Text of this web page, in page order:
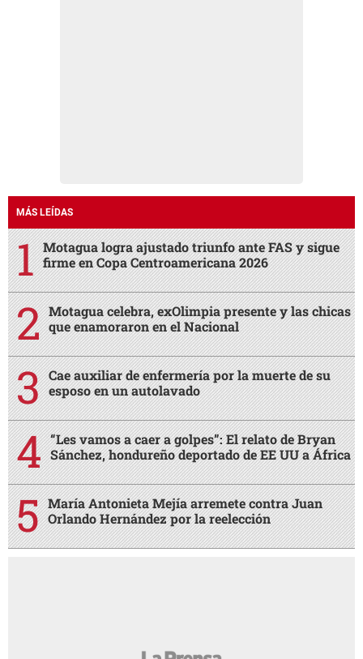
MÁS LEÍDAS
Motagua logra ajustado triunfo ante FAS y sigue
firme en Copa Centroamericana 2026
Motagua celebra, exOlimpia presente y las chicas
que enamoraron en el Nacional
Cae auxiliar de enfermería por la muerte de su
esposo en un autolavado
“Les vamos a caer a golpes”: El relato de Bryan
Sánchez, hondureño deportado de EE UU a África
María Antonieta Mejía arremete contra Juan
Orlando Hernández por la reelección